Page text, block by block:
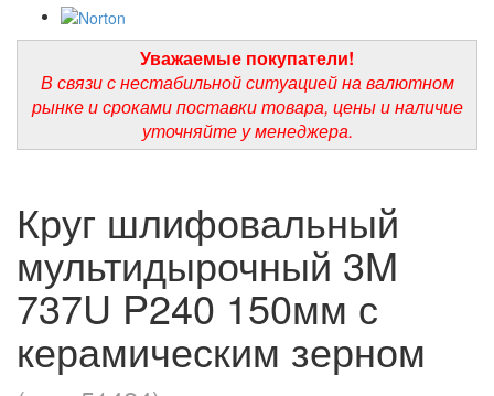
Уважаемые покупатели!
В связи с нестабильной ситуацией на валютном
рынке и сроками поставки товара, цены и наличие
уточняйте у менеджера.
Круг шлифовальный
мультидырочный 3M
737U P240 150мм с
керамическим зерном